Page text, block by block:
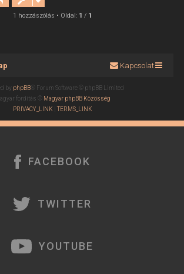
é
1 hozzászólás • Oldal: 1 / 1
Kapcsolat
by phpBB® Forum Software © phpBB Limited
fordítás © Magyar phpBB Közösség
PRIVACY_LINK |TERMS_LINK
FACEBOOK
TWITTER
YOUTUBE